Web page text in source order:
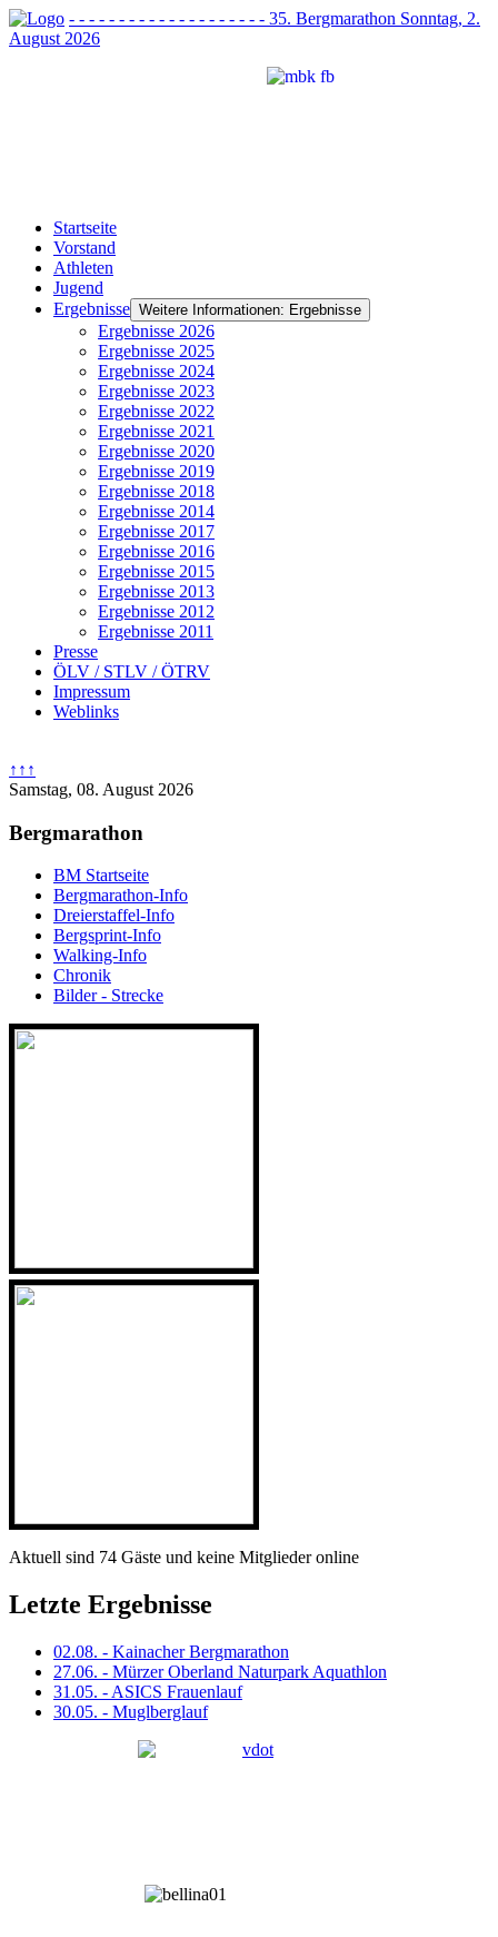
- - - - - - - - - - - - - - - - - - - - 35. Bergmarathon Sonntag, 2.
August 2026
Startseite
Vorstand
Athleten
Jugend
Ergebnisse Weitere Informationen: Ergebnisse
Ergebnisse 2026
Ergebnisse 2025
Ergebnisse 2024
Ergebnisse 2023
Ergebnisse 2022
Ergebnisse 2021
Ergebnisse 2020
Ergebnisse 2019
Ergebnisse 2018
Ergebnisse 2014
Ergebnisse 2017
Ergebnisse 2016
Ergebnisse 2015
Ergebnisse 2013
Ergebnisse 2012
Ergebnisse 2011
Presse
ÖLV / STLV / ÖTRV
Impressum
Weblinks
↑↑↑
Samstag, 08. August 2026
Bergmarathon
BM Startseite
Bergmarathon-Info
Dreierstaffel-Info
Bergsprint-Info
Walking-Info
Chronik
Bilder - Strecke
Aktuell sind 74 Gäste und keine Mitglieder online
Letzte Ergebnisse
02.08. - Kainacher Bergmarathon
27.06. - Mürzer Oberland Naturpark Aquathlon
31.05. - ASICS Frauenlauf
30.05. - Muglberglauf